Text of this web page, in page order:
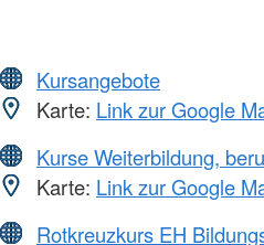
Kursangebote
Karte: Link zur Google
Kurse Weiterbildung,
Karte: Link zur Google
Rotkreuzkurs EH